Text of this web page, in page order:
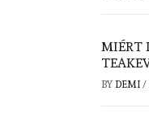
MIÉRT
BY DEMI /